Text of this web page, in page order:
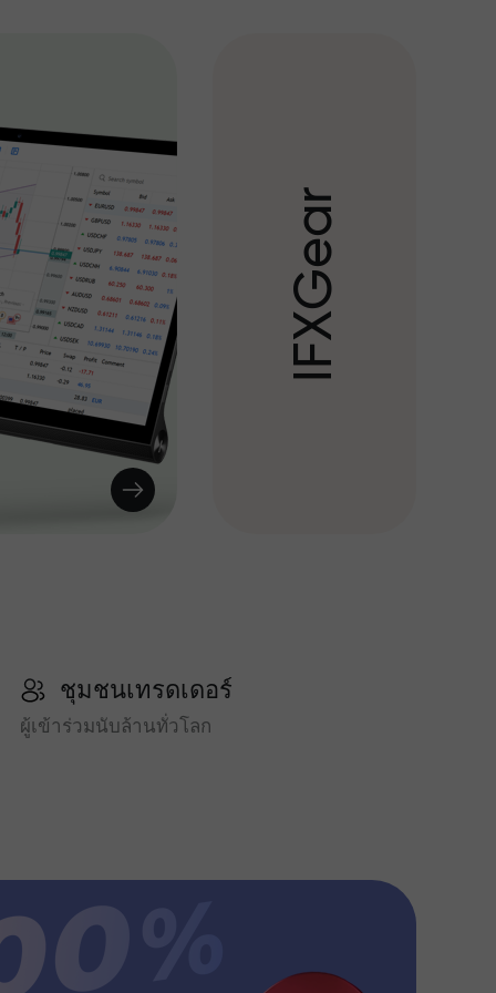
I
F
X
G
e
a
r
ชุมชนเทรดเดอร์
ผู้เข้าร่วมนับล้านทั่วโลก